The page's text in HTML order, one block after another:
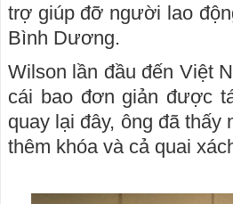
trợ giúp đỡ người lao
Bình Dương.
Wilson lần đầu đến Việt
cái bao đơn giản được
quay lại đây, ông đã
thêm khóa và cả quai